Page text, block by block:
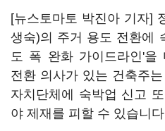
[뉴스토마토 박진아 기자]
생숙)의 주거 용도 전환에
도 폭 완화 가이드라인'을
전환 의사가 있는 건축주
자치단체에 숙박업 신고
야 제재를 피할 수 있습니